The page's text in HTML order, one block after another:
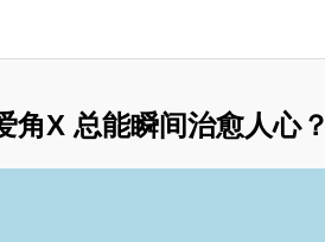
角X 总能瞬间治愈人心？